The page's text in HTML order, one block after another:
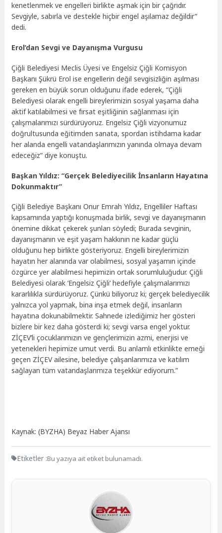
kenetlenmek ve engelleri birlikte aşmak için bir çağrıdır.
Sevgiyle, sabırla ve destekle hiçbir engel aşılamaz değildir”
dedi.
Erol’dan Sevgi ve Dayanışma Vurgusu
Çiğli Belediyesi Meclis Üyesi ve Engelsiz Çiğli Komisyon
Başkanı Şükrü Erol ise engellerin değil sevgisizliğin aşılması
gereken en büyük sorun olduğunu ifade ederek, “Çiğli
Belediyesi olarak engelli bireylerimizin sosyal yaşama daha
aktif katılabilmesi ve fırsat eşitliğinin sağlanması için
çalışmalarımızı sürdürüyoruz. Engelsiz Çiğli vizyonumuz
doğrultusunda eğitimden sanata, spordan istihdama kadar
her alanda engelli vatandaşlarımızın yanında olmaya devam
edeceğiz” diye konuştu.
Başkan Yıldız: “Gerçek Belediyecilik İnsanların Hayatına
Dokunmaktır”
Çiğli Belediye Başkanı Onur Emrah Yıldız, Engelliler Haftası
kapsamında yaptığı konuşmada birlik, sevgi ve dayanışmanın
önemine dikkat çekerek şunları söyledi; Burada sevginin,
dayanışmanın ve eşit yaşam hakkının ne kadar güçlü
olduğunu hep birlikte gösteriyoruz. Engelli bireylerimizin
hayatın her alanında var olabilmesi, sosyal yaşamın içinde
özgürce yer alabilmesi hepimizin ortak sorumluluğudur. Çiğli
Belediyesi olarak ‘Engelsiz Çiğli’ hedefiyle çalışmalarımızı
kararlılıkla sürdürüyoruz. Çünkü biliyoruz ki; gerçek belediyecilik
yalnızca yol yapmak, bina inşa etmek değil, insanların
hayatına dokunabilmektir. Sahnede izlediğimiz her gösteri
bizlere bir kez daha gösterdi ki; sevgi varsa engel yoktur.
ZİÇEV’li çocuklarımızın ve gençlerimizin azmi, enerjisi ve
yetenekleri hepimize umut verdi. Bu anlamlı etkinlikte emeği
geçen ZİÇEV ailesine, belediye çalışanlarımıza ve katılım
sağlayan tüm vatandaşlarımıza teşekkür ediyorum.”
Kaynak: (BYZHA) Beyaz Haber Ajansı
Etiketler :Bu yazıya ait etiket bulunamadı.